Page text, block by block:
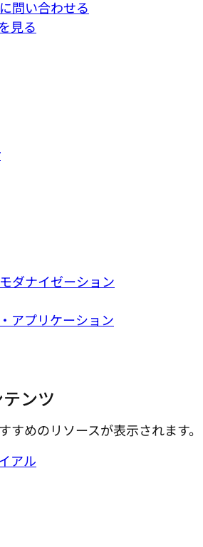
問い合わせる
見る
ダナイゼーション
アプリケーション
ンツ
すめのリソースが表示されます。
アル